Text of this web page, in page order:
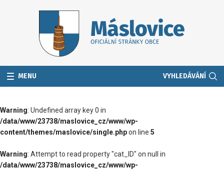
MENU VYHLEDÁVÁNÍ
Warning: Undefined array key 0 in
/data/www/23738/maslovice_cz/www/wp-
content/themes/maslovice/single.phpon line 5
Warning: Attempt to read property "cat_ID" on null in
/data/www/23738/maslovice_cz/www/wp-